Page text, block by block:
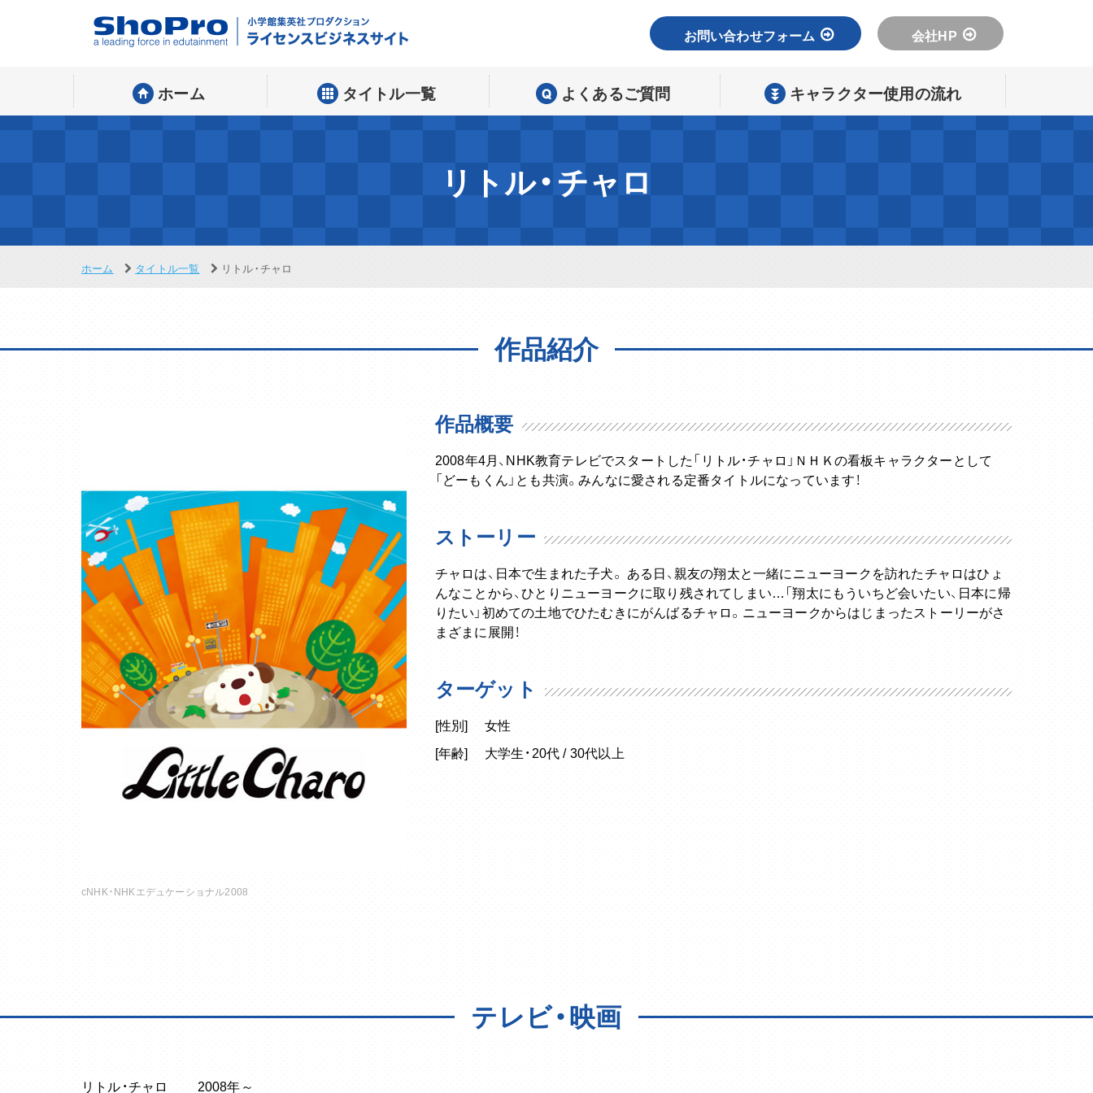
会社HP
お問い合わせフォーム
ホーム タイトル一覧 よくあるご質問 キャラクター使用の流れ
リトル・チャロ
ホーム タイトル一覧 リトル・チャロ
作品紹介
cNHK・NHKエデュケーショナル2008
作品概要
2008年4月、NHK教育テレビでスタートした「リトル・チャロ」ＮＨＫの看板キャラクターとして
「どーもくん」とも共演。みんなに愛される定番タイトルになっています！
ストーリー
チャロは、日本で生まれた子犬。 ある日、親友の翔太と一緒にニューヨークを訪れたチャロはひょ
んなことから、ひとりニューヨークに取り残されてしまい…「翔太にもういちど会いたい、日本に帰
りたい」初めての土地でひたむきにがんばるチャロ。ニューヨークからはじまったストーリーがさ
まざまに展開！
ターゲット
[性別]
女性
[年齢]
大学生・20代 / 30代以上
テレビ・映画
リトル・チャロ 2008年～